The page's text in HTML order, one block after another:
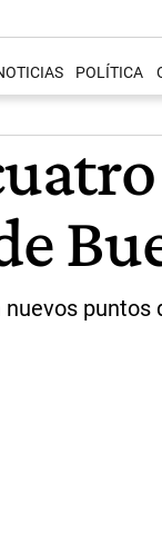
POLÍTICA